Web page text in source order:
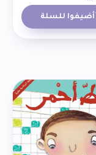
أضيفوا للسلة